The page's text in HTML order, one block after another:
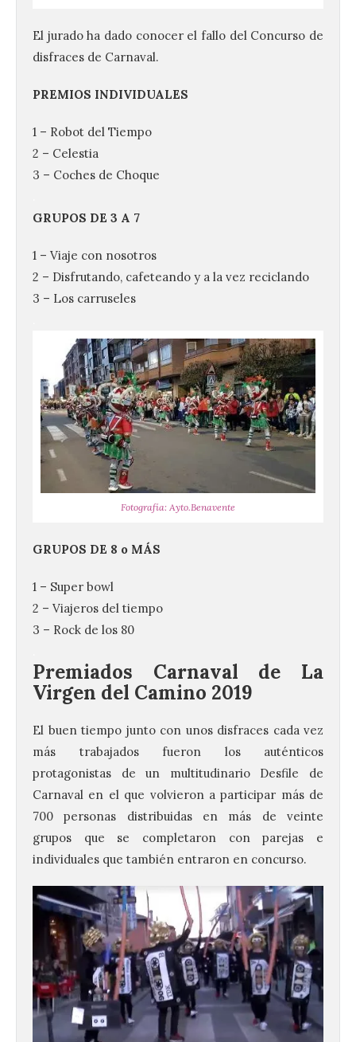
El jurado ha dado conocer el fallo del Concurso de
disfraces de Carnaval.
PREMIOS INDIVIDUALES
1 – Robot del Tiempo
2 – Celestia
3 – Coches de Choque
GRUPOS DE 3 A 7
1 – Viaje con nosotros
2 – Disfrutando, cafeteando y a la vez reciclando
3 – Los carruseles
Fotografía: Ayto.Benavente
GRUPOS DE 8 o MÁS
1 – Super bowl
2 – Viajeros del tiempo
3 – Rock de los 80
Premiados Carnaval de La
Virgen del Camino 2019
El buen tiempo junto con unos disfraces cada vez
más trabajados fueron los auténticos
protagonistas de un multitudinario Desfile de
Carnaval en el que volvieron a participar más de
700 personas distribuidas en más de veinte
grupos que se completaron con parejas e
individuales que también entraron en concurso.